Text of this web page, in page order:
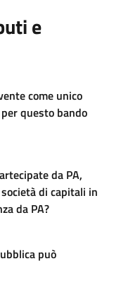
e
come unico
questo bando
da PA,
di capitali in
da PA?
può